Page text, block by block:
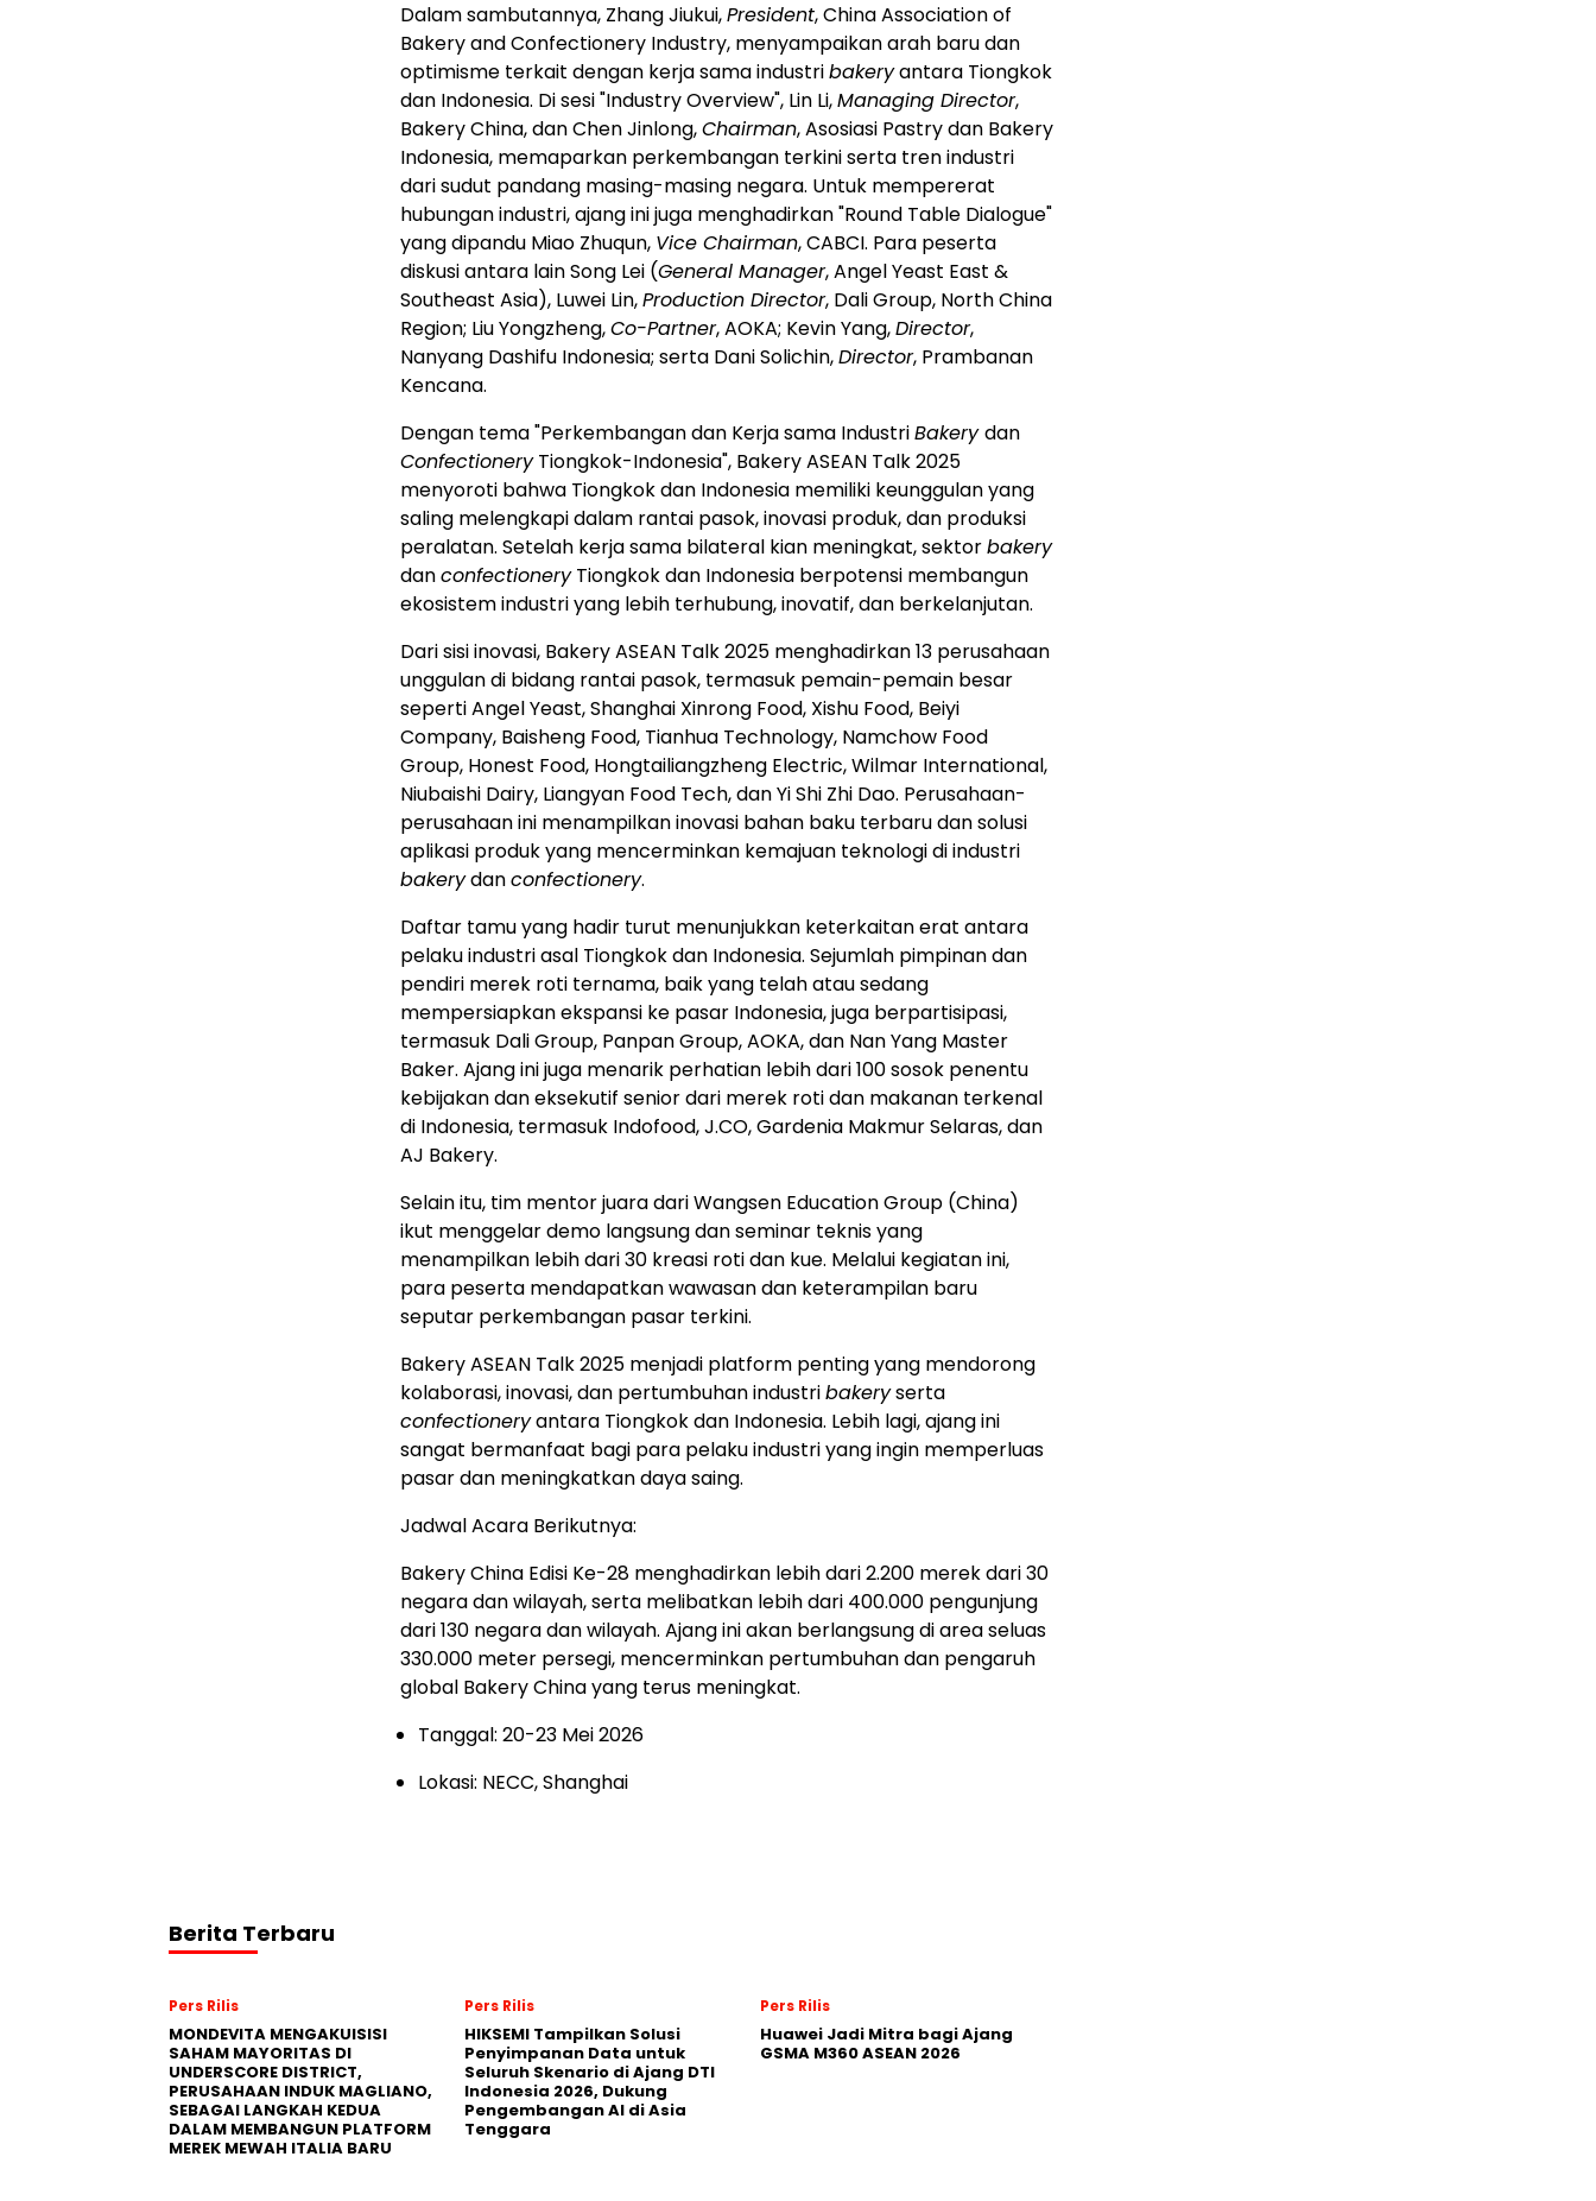
Dalam sambutannya, Zhang Jiukui,President, China Association of
Bakery and Confectionery Industry, menyampaikan arah baru dan
optimisme terkait dengan kerja sama industribakeryantara Tiongkok
dan Indonesia. Di sesi "Industry Overview", Lin Li,Managing Director,
Bakery China, dan Chen Jinlong,Chairman, Asosiasi Pastry dan Bakery
Indonesia, memaparkan perkembangan terkini serta tren industri
dari sudut pandang masing-masing negara. Untuk mempererat
hubungan industri, ajang ini juga menghadirkan "Round Table Dialogue"
yang dipandu Miao Zhuqun, Vice Chairman, CABCI. Para peserta
diskusi antara lainSong Lei (General Manager,Angel Yeast East &
Southeast Asia), Luwei Lin,Production Director, Dali Group, North China
Region; Liu Yongzheng,Co-Partner, AOKA; Kevin Yang,Director,
Nanyang Dashifu Indonesia; serta Dani Solichin,Director, Prambanan
Kencana.
Dengan tema "Perkembangan dan Kerja sama IndustriBakerydan
ConfectioneryTiongkok-Indonesia", Bakery ASEAN Talk 2025
menyoroti bahwa Tiongkok dan Indonesia memiliki keunggulan yang
saling melengkapi dalam rantai pasok, inovasi produk, dan produksi
peralatan. Setelah kerja sama bilateral kian meningkat, sektorbakery
danconfectioneryTiongkok dan Indonesia berpotensi membangun
ekosistem industri yang lebih terhubung, inovatif, dan berkelanjutan.
Dari sisi inovasi, Bakery ASEAN Talk 2025 menghadirkan 13 perusahaan
unggulan di bidang rantai pasok, termasuk pemain-pemain besar
sepertiAngel Yeast, Shanghai Xinrong Food, Xishu Food, Beiyi
Company, Baisheng Food, Tianhua Technology, Namchow Food
Group, Honest Food, Hongtailiangzheng Electric, Wilmar International,
Niubaishi Dairy, Liangyan Food Tech, danYi Shi Zhi Dao. Perusahaan-
perusahaan ini menampilkan inovasi bahan baku terbaru dan solusi
aplikasi produk yang mencerminkan kemajuan teknologi di industri
bakerydanconfectionery.
Daftar tamu yang hadir turut menunjukkan keterkaitan erat antara
pelaku industri asal Tiongkok dan Indonesia. Sejumlah pimpinan dan
pendiri merek roti ternama, baik yang telah atau sedang
mempersiapkan ekspansi ke pasar Indonesia, juga berpartisipasi,
termasuk Dali Group, Panpan Group, AOKA, dan Nan Yang Master
Baker. Ajang ini juga menarik perhatian lebih dari 100 sosok penentu
kebijakan dan eksekutif senior dari merek roti dan makanan terkenal
di Indonesia, termasuk Indofood, J.CO, Gardenia Makmur Selaras, dan
AJ Bakery.
Selain itu, tim mentor juara dari Wangsen Education Group (China)
ikut menggelar demo langsung dan seminar teknis yang
menampilkan lebih dari 30 kreasi roti dan kue. Melalui kegiatan ini,
para peserta mendapatkan wawasan dan keterampilan baru
seputar perkembangan pasar terkini.
Bakery ASEAN Talk 2025 menjadi platform penting yang mendorong
kolaborasi, inovasi, dan pertumbuhan industribakeryserta
confectioneryantara Tiongkok dan Indonesia. Lebih lagi, ajang ini
sangat bermanfaat bagi para pelaku industri yang ingin memperluas
pasar dan meningkatkan daya saing.
Jadwal Acara Berikutnya:
Bakery China Edisi Ke-28 menghadirkan lebih dari 2.200 merek dari 30
negara dan wilayah, serta melibatkan lebih dari 400.000 pengunjung
dari 130 negara dan wilayah. Ajang ini akan berlangsung di area seluas
330.000 meter persegi, mencerminkan pertumbuhan dan pengaruh
global Bakery China yang terus meningkat.
Tanggal: 20-23 Mei 2026
Lokasi: NECC,Shanghai
Berita Terbaru
Pers Rilis
MONDEVITA MENGAKUISISI
SAHAM MAYORITAS DI
UNDERSCORE DISTRICT,
PERUSAHAAN INDUK MAGLIANO,
SEBAGAI LANGKAH KEDUA
DALAM MEMBANGUN PLATFORM
MEREK MEWAH ITALIA BARU
Pers Rilis
HIKSEMI Tampilkan Solusi
Penyimpanan Data untuk
Seluruh Skenario di Ajang DTI
Indonesia 2026, Dukung
Pengembangan AI di Asia
Tenggara
Pers Rilis
Huawei Jadi Mitra bagi Ajang
GSMA M360 ASEAN 2026